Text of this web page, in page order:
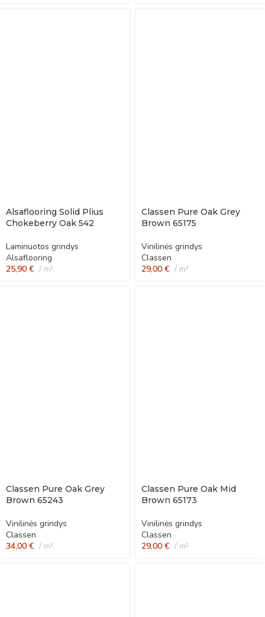
Alsaflooring Solid Plius
Chokeberry Oak 542
Laminuotos grindys
Alsaflooring
25,90 € m²
Classen Pure Oak Grey
Brown 65175
Vinilinės grindys
Classen
29,00 € m²
Classen Pure Oak Grey
Brown 65243
Vinilinės grindys
Classen
34,00 € m²
Classen Pure Oak Mid
Brown 65173
Vinilinės grindys
Classen
29,00 € m²